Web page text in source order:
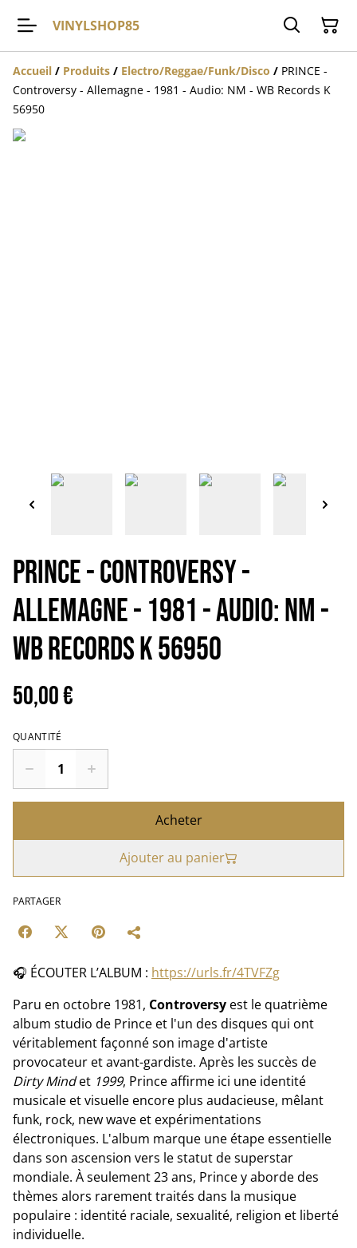
VINYLSHOP85
Accueil / Produits / Electro/Reggae/Funk/Disco / PRINCE -
Controversy - Allemagne - 1981 - Audio: NM - WB Records K
56950
PRINCE - Controversy -
Allemagne - 1981 - Audio: NM -
WB Records K 56950
50,00 €
QUANTITÉ
Acheter
Ajouter au panier
PARTAGER
🎧 ÉCOUTER L’ALBUM : https://urls.fr/4TVFZg
Paru en octobre 1981, Controversy est le quatrième
album studio de Prince et l'un des disques qui ont
véritablement façonné son image d'artiste
provocateur et avant-gardiste. Après les succès de
Dirty Mindet 1999, Prince affirme ici une identité
musicale et visuelle encore plus audacieuse, mêlant
funk, rock, new wave et expérimentations
électroniques. L'album marque une étape essentielle
dans son ascension vers le statut de superstar
mondiale. À seulement 23 ans, Prince y aborde des
thèmes alors rarement traités dans la musique
populaire : identité raciale, sexualité, religion et liberté
individuelle.